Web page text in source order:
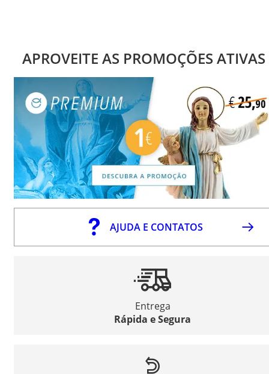
APROVEITE AS PROMOÇÕES ATIVAS
AJUDA E CONTATOS
Entrega
Rápida e Segura